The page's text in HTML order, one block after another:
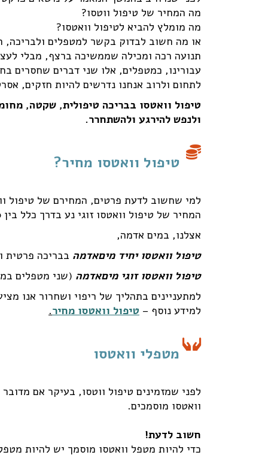
מה המחיר של טיפול ווטסו?
מה מומלץ להביא לטיפול וואטסו?
או מה חשוב לבדוק בקשר למטפלים
תנועה רכה ומכילה שממשיכה ברצף, מבלי
לתחום ולרוב אנחנו נדרשים להיות חזקים,
טיפול וואטסו בבריכה טיפולית, שקטה,
ולנפש להירגע ולהשתחרר.
טיפול וואטסו מחיר?
למי שחשוב לדעת פרטים, המחירם של טיפול וואטסו
המחיר של טיפול וואטסו זוגי נע בדרך כלל בין 850 ל- 1,000 ש"ח.
אצלנו, במים אדמה,
טיפול וואטסו יחיד מיםאדמה בבריכה פרטית
טיפול וואטסו זוגי מיםאדמה (שני מטפלים
למתעניינים בתהליך של ריפוי ושחרור אנו
למידע נוסף – טיפול וואטסו מחיר.
מטפלי וואטסו
לפני שמזמינים טיפול ווטסו, בעיקר אם
וואטסו מוסמכים.
חשוב לדעת!